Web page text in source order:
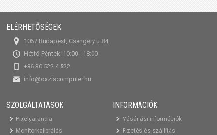
ELÉRHETŐSÉGEK
1067 Budapest, Csengery u 84.
Hétfő-Péntek: 10:00 - 18:00
+36 30 522 4 522
info@oaziscomputer.hu
SZOLGÁLTATÁSOK
Pixelgarancia
Monitorkalibrálás
INFORMÁCIÓK
Vásárlási információk
Fizetés és szállítás